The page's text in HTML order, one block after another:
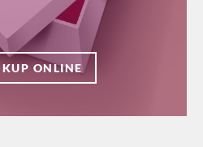
KUP ONLINE